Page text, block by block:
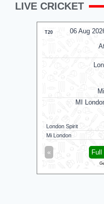
LIVE CRICKET
06 Aug
T20
MI
London Spirit
Mi London
« Full